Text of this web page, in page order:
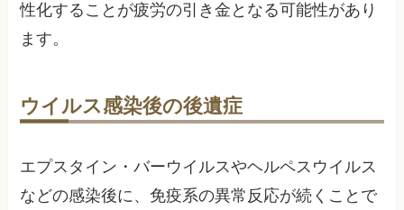
性化することが疲労の引き金となる可能性があり
ます。
ウイルス感染後の後遺症
エプスタイン・バーウイルスやヘルペスウイルス
などの感染後に、免疫系の異常反応が続くことで